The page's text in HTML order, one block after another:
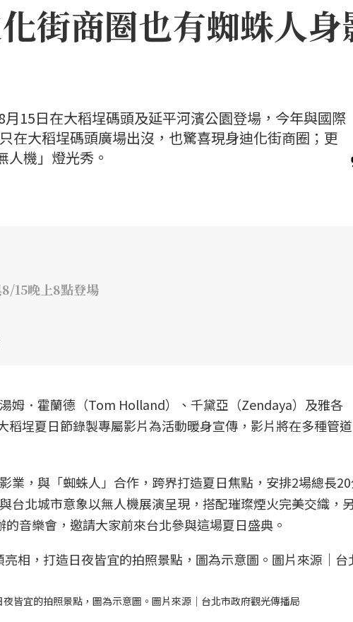
街商圈也有蜘蛛人身
15日在大稻埕碼頭及延平河濱公園登場，今年與國際
在大稻埕碼頭廣場出沒，也驚喜現身迪化街商圈；更
機」燈光秀。
15晚上8點登場
姆．霍蘭德（Tom Holland）、千黛亞（Zendaya）及雅各
埕夏日節錄製專屬影片為活動暖身宣傳，影片將在多種管道
業，與「蜘蛛人」合作，跨界打造夏日焦點，安排2場總長
北城市意象以無人機展演呈現，搭配璀璨煙火完美交織，另
音樂會，邀請大家前來台北參與這場夏日盛典。
皆宜的拍照景點，圖為示意圖。圖片來源｜台北市政府觀光傳播局